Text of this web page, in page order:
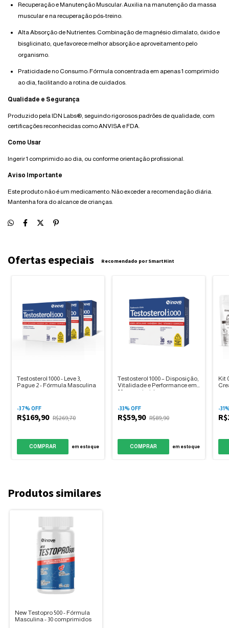
Recuperação e Manutenção Muscular: Auxilia na manutenção da massa
muscular e na recuperação pós-treino.
Alta Absorção de Nutrientes: Combinação de magnésio dimalato, óxido e
bisglicinato, que favorece melhor absorção e aproveitamento pelo
organismo.
Praticidade no Consumo: Fórmula concentrada em apenas 1 comprimido
ao dia, facilitando a rotina de cuidados.
Qualidade e Segurança
Produzido pela IDN Labs®, seguindo rigorosos padrões de qualidade, com
certificações reconhecidas como ANVISA e FDA.
Como Usar
Ingerir 1 comprimido ao dia, ou conforme orientação profissional.
Aviso Importante
Este produto não é um medicamento. Não exceder a recomendação diária.
Mantenha fora do alcance de crianças.
Ofertas especiais Recomendado por SmartHint
Testosterol 1000 - Leve 3,
Pague 2 - Fórmula Masculina
-37% OFF
R$169,90 R$269,70
COMPRAR em estoque
Testosterol 1000 – Disposição,
Vitalidade e Performance em
30 comprimidos
-33% OFF
R$59,90 R$89,90
COMPRAR em estoque
Kit
-31
Produtos similares
New Testopro 500 - Fórmula
Masculina - 30 comprimidos